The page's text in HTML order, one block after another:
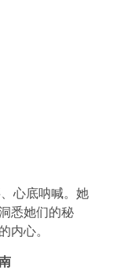
心底呐喊。她
悉她们的秘
内心。